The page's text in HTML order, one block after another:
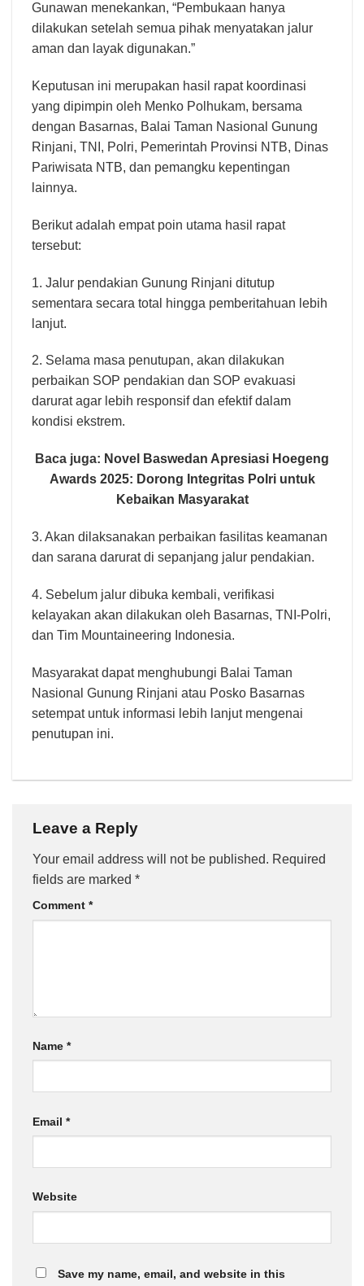
Gunawan menekankan, “Pembukaan hanya
dilakukan setelah semua pihak menyatakan jalur
aman dan layak digunakan.”
Keputusan ini merupakan hasil rapat koordinasi
yang dipimpin oleh Menko Polhukam, bersama
dengan Basarnas, Balai Taman Nasional Gunung
Rinjani, TNI, Polri, Pemerintah Provinsi NTB, Dinas
Pariwisata NTB, dan pemangku kepentingan
lainnya.
Berikut adalah empat poin utama hasil rapat
tersebut:
1. Jalur pendakian Gunung Rinjani ditutup
sementara secara total hingga pemberitahuan lebih
lanjut.
2. Selama masa penutupan, akan dilakukan
perbaikan SOP pendakian dan SOP evakuasi
darurat agar lebih responsif dan efektif dalam
kondisi ekstrem.
Baca juga: Novel Baswedan Apresiasi Hoegeng
Awards 2025: Dorong Integritas Polri untuk
Kebaikan Masyarakat
3. Akan dilaksanakan perbaikan fasilitas keamanan
dan sarana darurat di sepanjang jalur pendakian.
4. Sebelum jalur dibuka kembali, verifikasi
kelayakan akan dilakukan oleh Basarnas, TNI-Polri,
dan Tim Mountaineering Indonesia.
Masyarakat dapat menghubungi Balai Taman
Nasional Gunung Rinjani atau Posko Basarnas
setempat untuk informasi lebih lanjut mengenai
penutupan ini.
Leave a Reply
Your email address will not be published. Required
fields are marked *
Comment *
Name *
Email *
Website
Save my name, email, and website in this